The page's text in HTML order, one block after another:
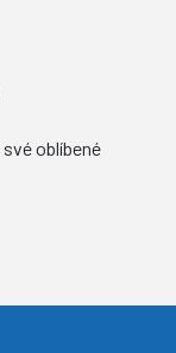
oblíbené